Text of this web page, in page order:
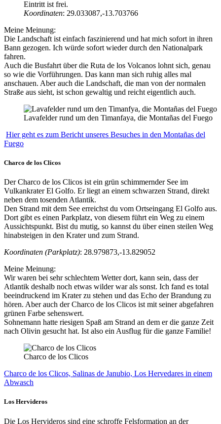
Eintritt ist frei.
Koordinaten: 29.033087,-13.703766
Meine Meinung:
Die Landschaft ist einfach faszinierend und hat mich sofort in ihren
Bann gezogen. Ich würde sofort wieder durch den Nationalpark
fahren.
Auch die Busfahrt über die Ruta de los Volcanos lohnt sich, genau
so wie die Vorführungen. Das kann man sich ruhig alles mal
anschauen. Aber auch die Landschaft, die man von der normalen
Straße aus sieht, ist schon gewaltig und reicht eigentlich auch.
Lavafelder rund um den Timanfaya, die Montañas del Fuego
Hier geht es zum Bericht unseres Besuches in den Montañas del
Fuego
Charco de los Clicos
Der Charco de los Clicos ist ein grün schimmernder See im
Vulkankrater El Golfo. Er liegt an einem schwarzen Strand, direkt
neben dem tosenden Atlantik.
Den Strand mit dem See erreichst du vom Ortseingang El Golfo aus.
Dort gibt es einen Parkplatz, von diesem führt ein Weg zu einem
Aussichtspunkt. Bist du mutig, so kannst du über einen steilen Weg
hinabsteigen in den Krater und zum Strand.
Koordinaten (Parkplatz): 28.979873,-13.829052
Meine Meinung:
Wir waren bei sehr schlechtem Wetter dort, kann sein, dass der
Atlantik deshalb noch etwas wilder war als sonst. Ich fand es total
beeindruckend im Krater zu stehen und das Echo der Brandung zu
hören. Aber auch der Charco de los Clicos ist mit seiner abgefahren
grünen Farbe sehenswert.
Sohnemann hatte riesigen Spaß am Strand an dem er die ganze Zeit
nach Olivin gesucht hat. Ist also ein Ausflug für die ganze Familie!
Charco de los Clicos
Charco de los Clicos, Salinas de Janubio, Los Hervedares in einem
Abwasch
Los Hervideros
Die Los Hervideros sind eine schroffe Felsformation an der